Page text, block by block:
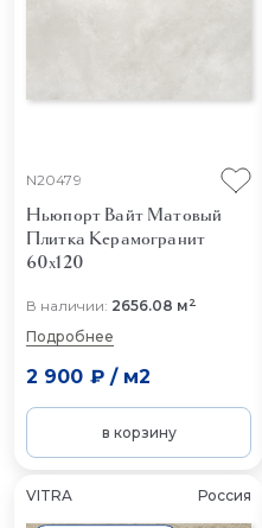
N20479
Ньюпорт Вайт Матовый
Плитка Керамогранит
60x120
В наличии: 2656.08 м2
Подробнее
2 900 ₽/ м2
в корзину
VITRA Россия